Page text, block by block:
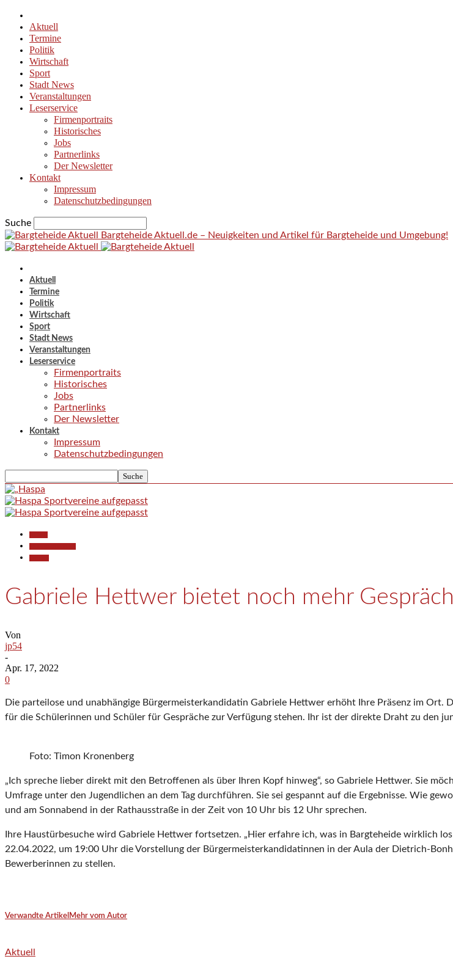
Aktuell
Termine
Politik
Wirtschaft
Sport
Stadt News
Veranstaltungen
Leserservice
Firmenportraits
Historisches
Jobs
Partnerlinks
Der Newsletter
Kontakt
Impressum
Datenschutzbedingungen
Suche
Bargteheide Aktuell.de – Neuigkeiten und Artikel für Bargteheide und Umgebung!
Aktuell
Termine
Politik
Wirtschaft
Sport
Stadt News
Veranstaltungen
Leserservice
Firmenportraits
Historisches
Jobs
Partnerlinks
Der Newsletter
Kontakt
Impressum
Datenschutzbedingungen
Gabriele Hettwer bietet noch mehr
Von
jp54
-
Apr. 17, 2022
0
Die parteilose und unabhängige Bürgermeisterkandidatin Gabriele Hettwer erhöht Ihre Präsenz im
für die Schülerinnen und Schüler für Gespräche zur Verfügung stehen. Ihr ist der direkte Draht zu den
Foto: Timon Kronenberg
„Ich spreche lieber direkt mit den Betroffenen als über Ihren Kopf hinweg“, so Gabriele Hettwer. Sie
Umfrage unter den Jugendlichen an dem Tag durchführen. Sie sei gespannt auf die Ergebnisse. Wie
und am Sonnabend in der Rathausstraße in der Zeit von 10 Uhr bis 12 Uhr sprechen.
Ihre Haustürbesuche wird Gabriele Hettwer fortsetzen. „Hier erfahre ich, was in Bargteheide wirklich
22.04.2022, um 19:00 Uhr die Vorstellung der Bürgermeisterkandidatinnen in der Aula der Dietrich-
Bewerberinnen zu stellen.
Verwandte Artikel Mehr vom Autor
Aktuell